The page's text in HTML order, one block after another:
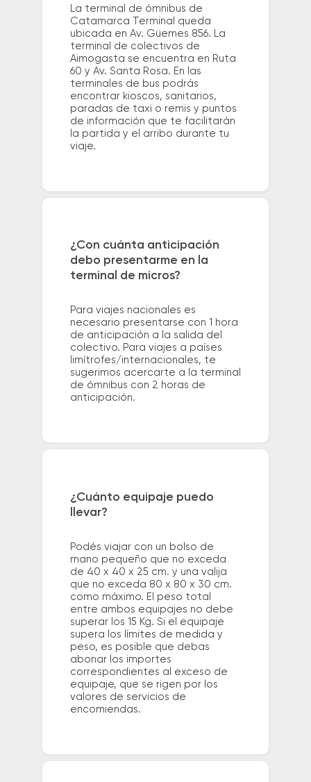
La terminal de ómnibus de
Catamarca Terminal queda
ubicada en Av. Güemes 856. La
terminal de colectivos de
Aimogasta se encuentra en Ruta
60 y Av. Santa Rosa. En las
terminales de bus podrás
encontrar kioscos, sanitarios,
paradas de taxi o remis y puntos
de información que te facilitarán
la partida y el arribo durante tu
viaje.
¿Con cuánta anticipación
debo presentarme en la
terminal de micros?
Para viajes nacionales es
necesario presentarse con 1 hora
de anticipación a la salida del
colectivo. Para viajes a países
limítrofes/internacionales, te
sugerimos acercarte a la terminal
de ómnibus con 2 horas de
anticipación.
¿Cuánto equipaje puedo
llevar?
Podés viajar con un bolso de
mano pequeño que no exceda
de 40 x 40 x 25 cm. y una valija
que no exceda 80 x 80 x 30 cm.
como máximo. El peso total
entre ambos equipajes no debe
superar los 15 Kg. Si el equipaje
supera los límites de medida y
peso, es posible que debas
abonar los importes
correspondientes al exceso de
equipaje, que se rigen por los
valores de servicios de
encomiendas.